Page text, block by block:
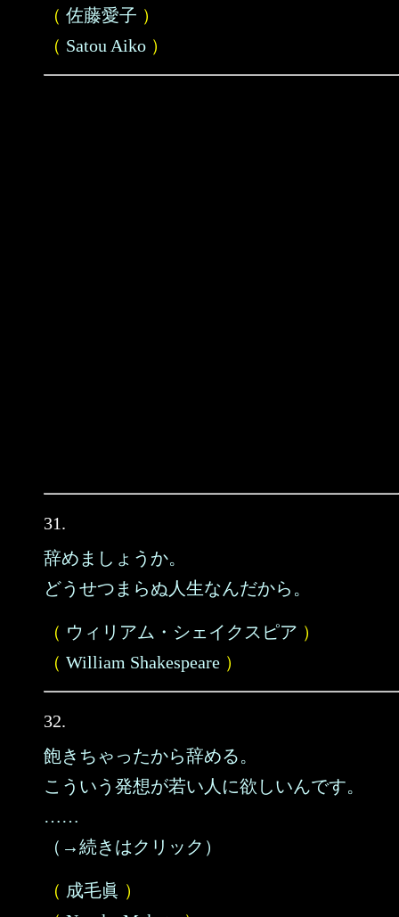
（ 佐藤愛子 ）
（ Satou Aiko ）
31.
辞めましょうか。
どうせつまらぬ人生なんだから。
（ ウィリアム・シェイクスピア ）
（ William Shakespeare ）
32.
飽きちゃったから辞める。
こういう発想が若い人に欲しいんです。
……
（→続きはクリック）
（ 成毛眞 ）